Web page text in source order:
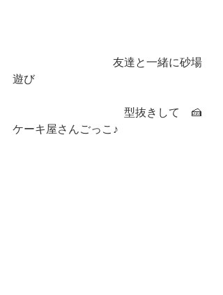
友達と一緒に砂場
遊び
型抜きして　🍰
ケーキ屋さんごっこ♪